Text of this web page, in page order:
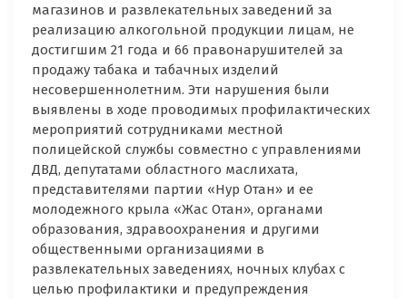
магазинов и развлекательных заведений за
реализацию алкогольной продукции лицам, не
достигшим 21 года и 66 правонарушителей за
продажу табака и табачных изделий
несовершеннолетним. Эти нарушения были
выявлены в ходе проводимых профилактических
мероприятий сотрудниками местной
полицейской службы совместно с управлениями
ДВД, депутатами областного маслихата,
представителями партии «Нур Отан» и ее
молодежного крыла «Жас Отан», органами
образования, здравоохранения и другими
общественными организациями в
развлекательных заведениях, ночных клубах с
целью профилактики и предупреждения